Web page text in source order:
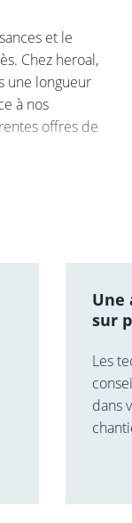
et le
Chez heroal,
une longueur
à nos
offres de
Une
sur
Les
dans